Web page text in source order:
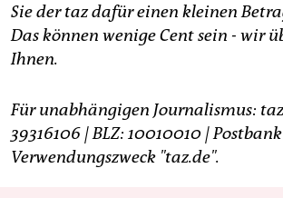
Sie der taz dafür einen kleinen
Das können wenige Cent sein - wir
Ihnen.
Für unabhängigen Journalismus:
39316106 | BLZ: 10010010 |
Verwendungszweck "taz.de".